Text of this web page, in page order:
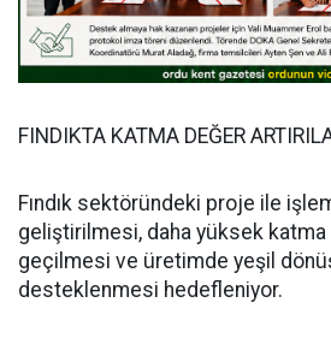
FINDIKTA KATMA DEĞER
Fındık sektöründeki proje ile
geliştirilmesi, daha yüksek
geçilmesi ve üretimde yeşil
desteklenmesi hedefleniyor.